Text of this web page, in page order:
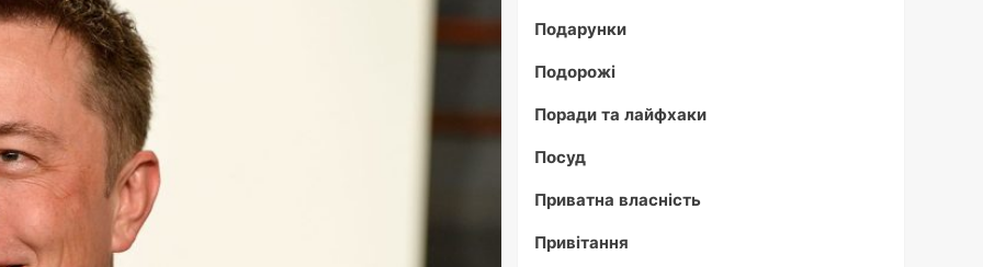
Подарунки
Подорожі
Поради та лайфхаки
Посуд
Приватна власність
Привітання